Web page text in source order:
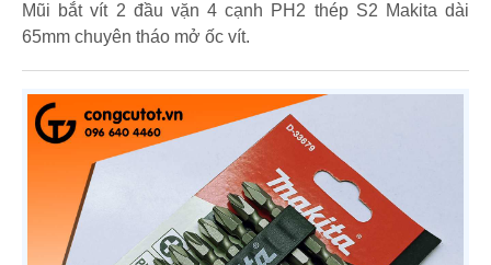
Mũi bắt vít 2 đầu vặn 4 cạnh PH2 thép S2 Makita dài
65mm chuyên tháo mở ốc vít.